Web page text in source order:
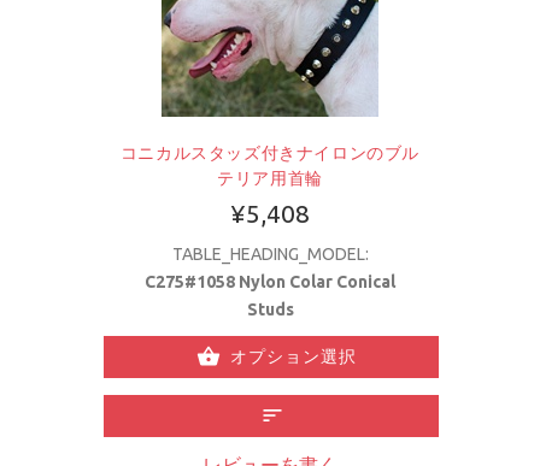
コニカルスタッズ付きナイロンのブル
テリア用首輪
¥5,408
TABLE_HEADING_MODEL:
C275#1058 Nylon Colar Conical
Studs
オプション選択